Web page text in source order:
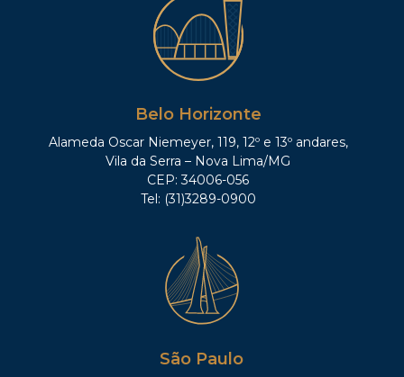
Belo Horizonte
Alameda Oscar Niemeyer, 119, 12º e 13º andares,
Vila da Serra – Nova Lima/MG
CEP: 34006-056
Tel: (31)3289-0900
São Paulo